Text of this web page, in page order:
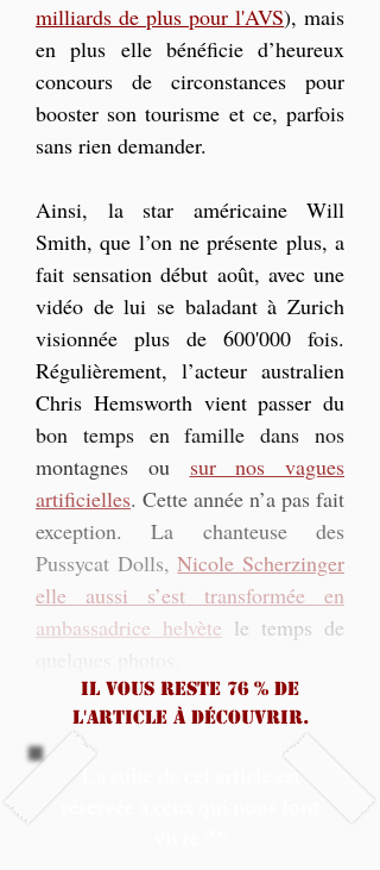
milliards de plus pour l'AVS), mais
en plus elle bénéficie d’heureux
concours de circonstances pour
booster son tourisme et ce, parfois
sans rien demander.
Ainsi, la star américaine Will
Smith, que l’on ne présente plus, a
fait sensation début août, avec une
vidéo de lui se baladant à Zurich
visionnée plus de 600'000 fois.
Régulièrement, l’acteur australien
Chris Hemsworth vient passer du
bon temps en famille dans nos
montagnes ou sur nos vagues
artificielles. Cette année n’a pas fait
exception. La chanteuse des
Pussycat Dolls, Nicole Scherzinger
elle aussi s’est transformée en
ambassadrice helvète le temps de
Il vous reste 76 % de
l'article à découvrir.